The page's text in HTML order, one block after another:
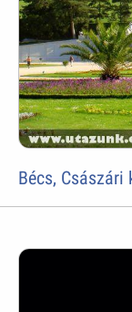
Bécs, Császári